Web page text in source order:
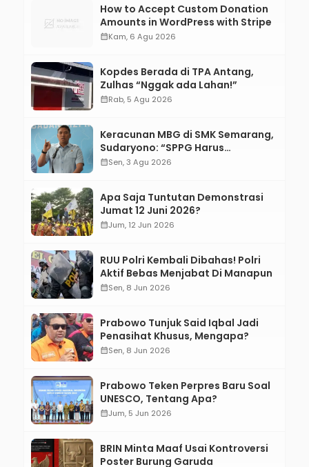
How to Accept Custom Donation
Amounts in WordPress with Stripe
calendar_monthKam, 6 Agu 2026
Kopdes Berada di TPA Antang,
Zulhas “Nggak ada Lahan!”
calendar_monthRab, 5 Agu 2026
Keracunan MBG di SMK Semarang,
Sudaryono: “SPPG Harus
Bertanggung Jawab!”
calendar_monthSen, 3 Agu 2026
Apa Saja Tuntutan Demonstrasi
Jumat 12 Juni 2026?
calendar_monthJum, 12 Jun 2026
RUU Polri Kembali Dibahas! Polri
Aktif Bebas Menjabat Di Manapun
calendar_monthSen, 8 Jun 2026
Prabowo Tunjuk Said Iqbal Jadi
Penasihat Khusus, Mengapa?
calendar_monthSen, 8 Jun 2026
Prabowo Teken Perpres Baru Soal
UNESCO, Tentang Apa?
calendar_monthJum, 5 Jun 2026
BRIN Minta Maaf Usai Kontroversi
Poster Burung Garuda